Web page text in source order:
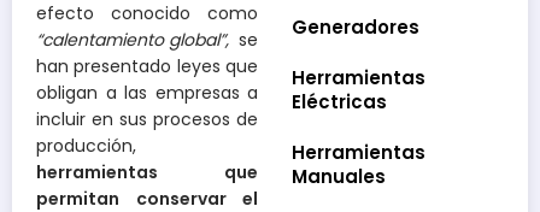
Generadores
Herramientas
Eléctricas
Herramientas
Manuales
efecto conocido como
“calentamiento global”, se
han presentado leyes que
obligan a las empresas a
incluir en sus procesos de
producción,
herramientas que
permitan conservar el